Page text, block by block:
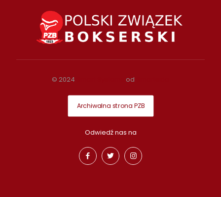
© 2024 od
Archiwalna strona PZB
Odwiedź nas na